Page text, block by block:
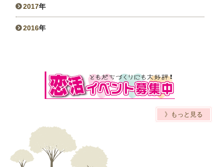
2017年
2016年
》もっと見る